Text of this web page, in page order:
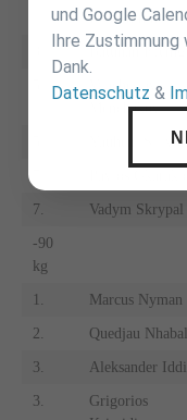
Loshchinin
Batuhan
Vyacheslav
Menchakov
Yauheni
7. Vadym Skrypal
-90
kg
1. Marcus Nyman
2. Quedjau
3. Aleksander
3.
Grigorios
und Google
Ihre Zustimmung
Dank.
Datenschutz &